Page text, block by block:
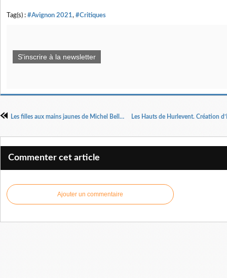
Tag(s) : #Avignon 2021, #Critiques
S'inscrire à la newsletter
Les filles aux mains jaunes de Michel Bellier Mise en scène : Johanna Boyé
Commenter cet article
Ajouter un commentaire